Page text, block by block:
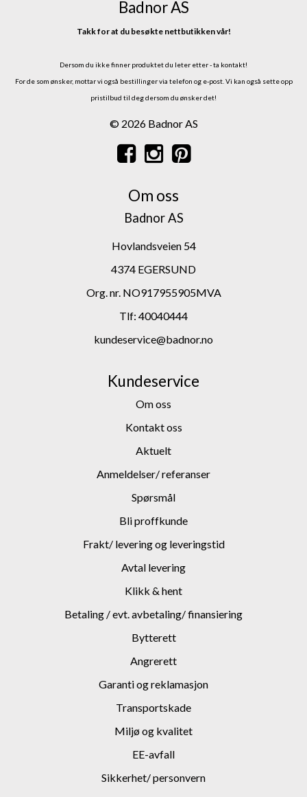
Badnor AS
Takk for at du besøkte nettbutikken vår!
Dersom du ikke finner produktet du leter etter - ta kontakt!
For de som ønsker, mottar vi også bestillinger via telefon og e-post.Vi kan også sette opp
pristilbud til deg dersom du ønsker det!
© 2026 Badnor AS
Om oss
Badnor AS
Hovlandsveien 54
4374 EGERSUND
Org. nr. NO917955905MVA
Tlf: 40040444
kundeservice@badnor.no
Kundeservice
Om oss
Kontakt oss
Aktuelt
Anmeldelser/ referanser
Spørsmål
Bli proffkunde
Frakt/ levering og leveringstid
Avtal levering
Klikk & hent
Betaling / evt. avbetaling/ finansiering
Bytterett
Angrerett
Garanti og reklamasjon
Transportskade
Miljø og kvalitet
EE-avfall
Sikkerhet/ personvern